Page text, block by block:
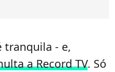
tranquila - e,
a Record TV. Só